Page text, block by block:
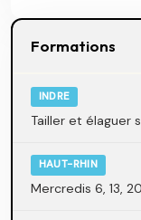
Formations
INDRE
Tailler et élaguer
HAUT-RHIN
Mercredis 6, 13,